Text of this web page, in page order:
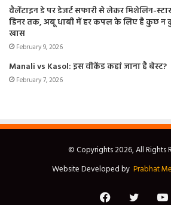
वैलेंटाइन डे पर डेजर्ट सफारी से लेकर मिशेलिन-स्टार
डिनर तक, अबू धाबी में हर कपल के लिए है कुछ न
खास
February 9, 2026
Manali vs Kasol: इस वीकेंड कहां जाना है बेस्ट?
February 7, 2026
© Copyrights 2026, All Rights
Website Developed by Prabhat
FacebookTwitter